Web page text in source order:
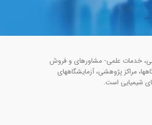
خدمات علمی- مشاوره­ای و فروش
مراکز پژوهشی، آزمایشگاه­های
شیمیایی است.